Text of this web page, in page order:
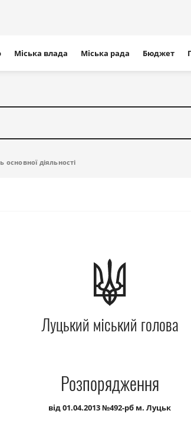
Міська влада Міська рада Бюджет
діяльності
Луцький міський голова
Розпорядження
від 01.04.2013 №492-рб м. Луцьк